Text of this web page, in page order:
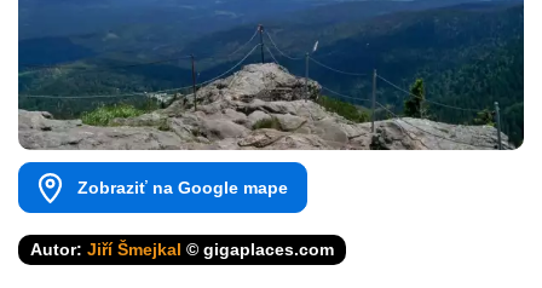
Zobraziť na Google mape
Autor: Jiří Šmejkal © gigaplaces.com